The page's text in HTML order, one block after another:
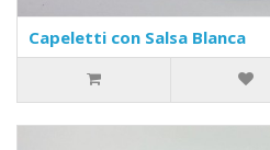
Capeletti con Salsa Blanca